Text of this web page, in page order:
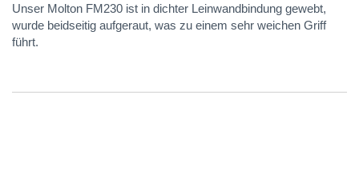
Unser Molton FM230 ist in dichter Leinwandbindung gewebt,
wurde beidseitig aufgeraut, was zu einem sehr weichen Griff
führt.